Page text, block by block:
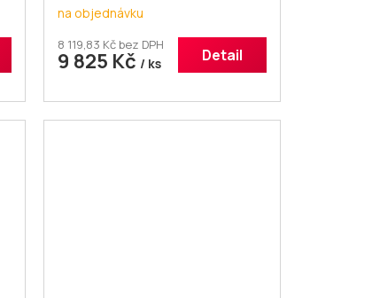
jednokřídlé
na objednávku
8 119,83 Kč bez DPH
9 825 Kč / ks Detail